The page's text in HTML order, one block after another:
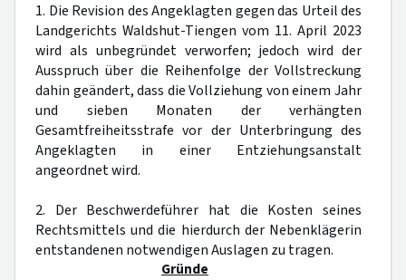
1. Die Revision des Angeklagten gegen das Urteil des
Landgerichts Waldshut-Tiengen vom 11. April 2023
wird als unbegründet verworfen; jedoch wird der
Ausspruch über die Reihenfolge der Vollstreckung
dahin geändert, dass die Vollziehung von einem Jahr
und sieben Monaten der verhängten
Gesamtfreiheitsstrafe vor der Unterbringung des
Angeklagten in einer Entziehungsanstalt
angeordnet wird.
2. Der Beschwerdeführer hat die Kosten seines
Rechtsmittels und die hierdurch der Nebenklägerin
entstandenen notwendigen Auslagen zu tragen.
Gründe